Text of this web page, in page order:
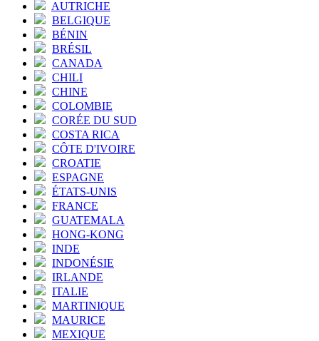
AUTRICHE
BELGIQUE
BÉNIN
BRÉSIL
CANADA
CHILI
CHINE
COLOMBIE
CORÉE DU SUD
COSTA RICA
CÔTE D'IVOIRE
CROATIE
ESPAGNE
ÉTATS-UNIS
FRANCE
GUATEMALA
HONG-KONG
INDE
INDONÉSIE
IRLANDE
ITALIE
MARTINIQUE
MAURICE
MEXIQUE